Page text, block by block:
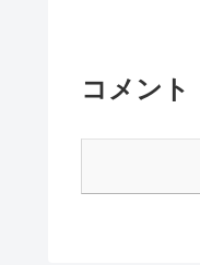
コメント